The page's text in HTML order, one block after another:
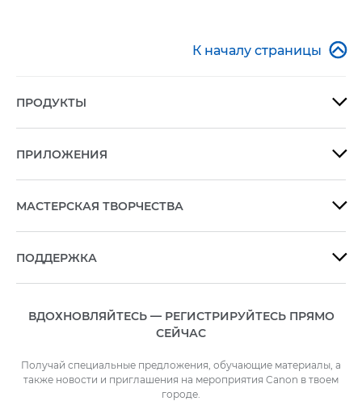
К началу страницы 
ПРОДУКТЫ 
ПРИЛОЖЕНИЯ 
МАСТЕРСКАЯ ТВОРЧЕСТВА 
ПОДДЕРЖКА 
ВДОХНОВЛЯЙТЕСЬ — РЕГИСТРИРУЙТЕСЬ ПРЯМО
СЕЙЧАС
Получай специальные предложения, обучающие материалы, а
также новости и приглашения на мероприятия Canon в твоем
городе.